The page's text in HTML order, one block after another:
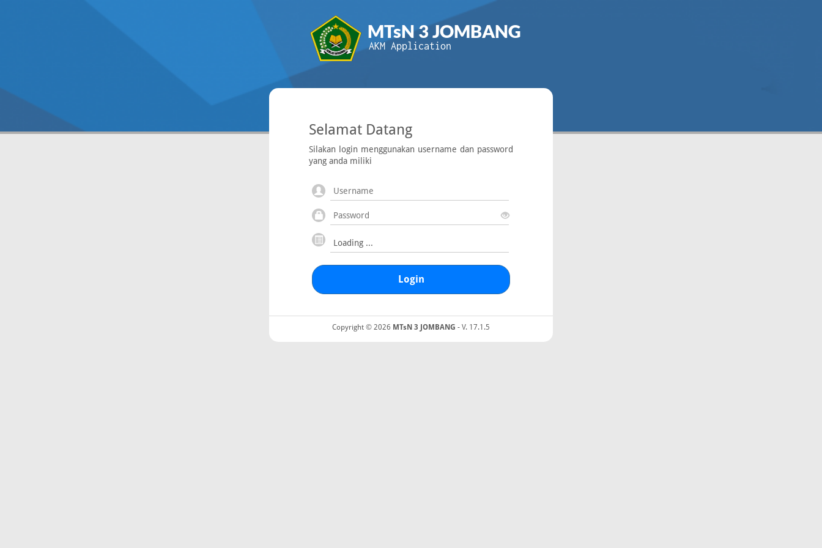
MTsN 3 JOMBANG
AKM Application
Selamat Datang
Silakan login menggunakan username dan password
yang anda miliki
Login
Copyright © 2026 MTsN 3 JOMBANG - V. 17.1.5